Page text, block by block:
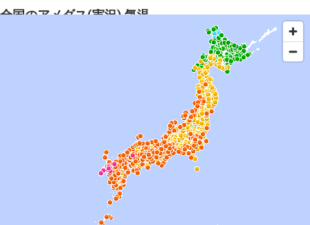
全国のアメダス(実況) 気温